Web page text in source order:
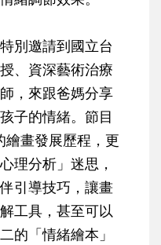
別邀請到國立台
、資深藝術治療
，來跟爸媽分享
子的情緒。節目
繪畫發展歷程，更
理分析」迷思，
引導技巧，讓畫
工具，甚至可以
的「情緒繪本」